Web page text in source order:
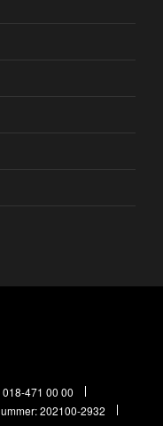
018-471 00 00
202100-2932